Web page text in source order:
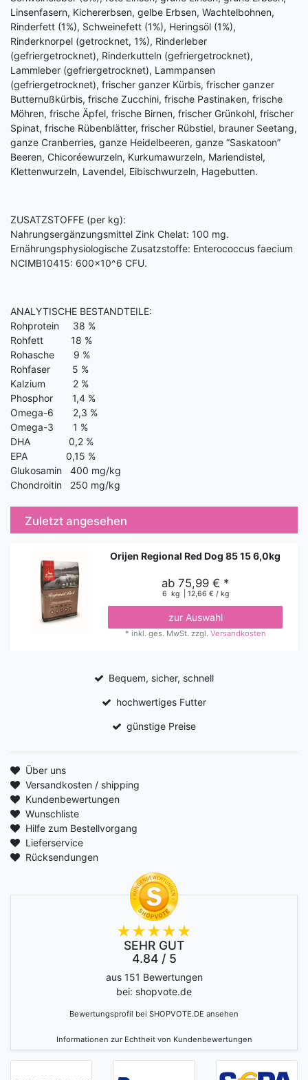
Linsenfasern, Kichererbsen, gelbe Erbsen, Wachtelbohnen,
Rinderfett (1%), Schweinefett (1%), Heringsöl (1%),
Rinderknorpel (getrocknet, 1%), Rinderleber
(gefriergetrocknet), Rinderkutteln (gefriergetrocknet),
Lammleber (gefriergetrocknet), Lammpansen
(gefriergetrocknet), frischer ganzer Kürbis, frischer ganzer
Butternußkürbis, frische Zucchini, frische Pastinaken, frische
Möhren, frische Äpfel, frische Birnen, frischer Grünkohl, frischer
Spinat, frische Rübenblätter, frischer Rübstiel, brauner Seetang,
ganze Cranberries, ganze Heidelbeeren, ganze “Saskatoon”
Beeren, Chicoréewurzeln, Kurkumawurzeln, Mariendistel,
Klettenwurzeln, Lavendel, Eibischwurzeln, Hagebutten.
ZUSATZSTOFFE (per kg):
Nahrungsergänzungsmittel Zink Chelat: 100 mg.
Ernährungsphysiologische Zusatzstoffe: Enterococcus faecium
NCIMB10415: 600x10^6 CFU.
ANALYTISCHE BESTANDTEILE:
Rohprotein 38 %
Rohfett 18 %
Rohasche 9 %
Rohfaser 5 %
Kalzium 2 %
Phosphor 1,4 %
Omega-6 2,3 %
Omega-3 1 %
DHA 0,2 %
EPA 0,15 %
Glukosamin 400 mg/kg
Chondroitin 250 mg/kg
Zuletzt angesehen
Orijen Regional Red Dog 85 15 6,0kg
ab 75,99 € *
6 kg | 12,66 € / kg
zur Auswahl
* inkl. ges. MwSt. zzgl. Versandkosten
Bequem, sicher, schnell
hochwertiges Futter
günstige Preise
Über uns
Versandkosten / shipping
Kundenbewertungen
Wunschliste
Hilfe zum Bestellvorgang
Lieferservice
Rücksendungen
SEHR GUT
4.84 / 5
aus 151 Bewertungen
bei: shopvote.de
Bewertungsprofil bei SHOPVOTE.DE ansehen
Informationen zur Echtheit von Kundenbewertungen